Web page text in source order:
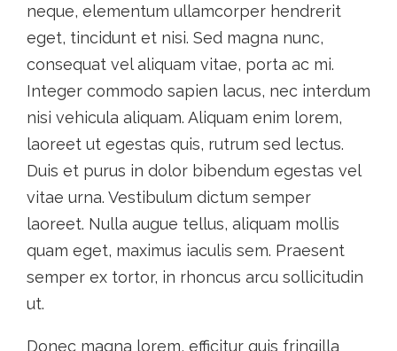
neque, elementum ullamcorper hendrerit
eget, tincidunt et nisi. Sed magna nunc,
consequat vel aliquam vitae, porta ac mi.
Integer commodo sapien lacus, nec interdum
nisi vehicula aliquam. Aliquam enim lorem,
laoreet ut egestas quis, rutrum sed lectus.
Duis et purus in dolor bibendum egestas vel
vitae urna. Vestibulum dictum semper
laoreet. Nulla augue tellus, aliquam mollis
quam eget, maximus iaculis sem. Praesent
semper ex tortor, in rhoncus arcu sollicitudin
ut.
Donec magna lorem, efficitur quis fringilla